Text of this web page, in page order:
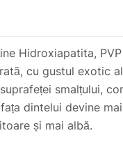
Hidroxiapatita,
cu gustul exotic
smalțului,
dintelui devine
și mai albă.